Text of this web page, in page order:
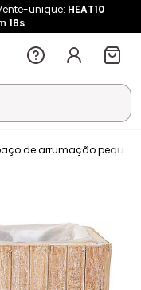
unique: HEAT10
18s
de arrumação pequeno